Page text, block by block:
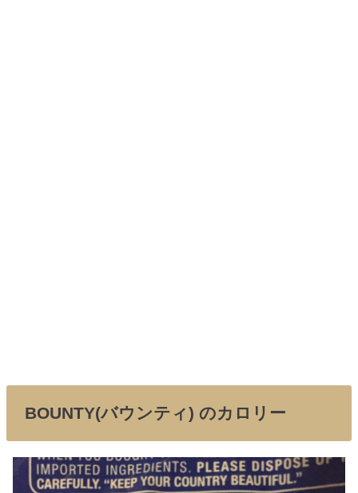
BOUNTY(バウンティ) のカロリー